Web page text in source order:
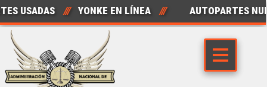
Saltar
al
contenido
USADAS /// YONKE EN LÍNEA /// AUTOPARTES